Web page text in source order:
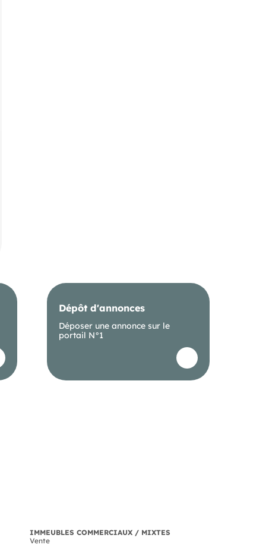
Dépôt d'annonces
Déposer une annonce sur le
portail N°1
IMMEUBLES COMMERCIAUX / MIXTES
Vente